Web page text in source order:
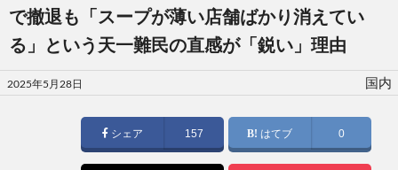
で撤退も「スープが薄い店舗ばかり消えてい
る」という天一難民の直感が「鋭い」理由
投
稿
2025年5月28日 国内
シェア 157 はてブ 0